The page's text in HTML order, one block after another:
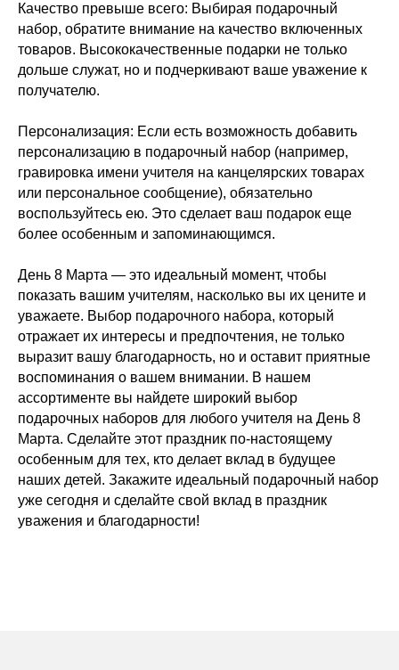
Качество превыше всего: Выбирая подарочный
набор, обратите внимание на качество включенных
товаров. Высококачественные подарки не только
дольше служат, но и подчеркивают ваше уважение к
получателю.
Персонализация: Если есть возможность добавить
персонализацию в подарочный набор (например,
гравировка имени учителя на канцелярских товарах
или персональное сообщение), обязательно
воспользуйтесь ею. Это сделает ваш подарок еще
более особенным и запоминающимся.
День 8 Марта — это идеальный момент, чтобы
показать вашим учителям, насколько вы их цените и
уважаете. Выбор подарочного набора, который
отражает их интересы и предпочтения, не только
выразит вашу благодарность, но и оставит приятные
воспоминания о вашем внимании. В нашем
ассортименте вы найдете широкий выбор
подарочных наборов для любого учителя на День 8
Марта. Сделайте этот праздник по-настоящему
особенным для тех, кто делает вклад в будущее
наших детей. Закажите идеальный подарочный набор
уже сегодня и сделайте свой вклад в праздник
уважения и благодарности!